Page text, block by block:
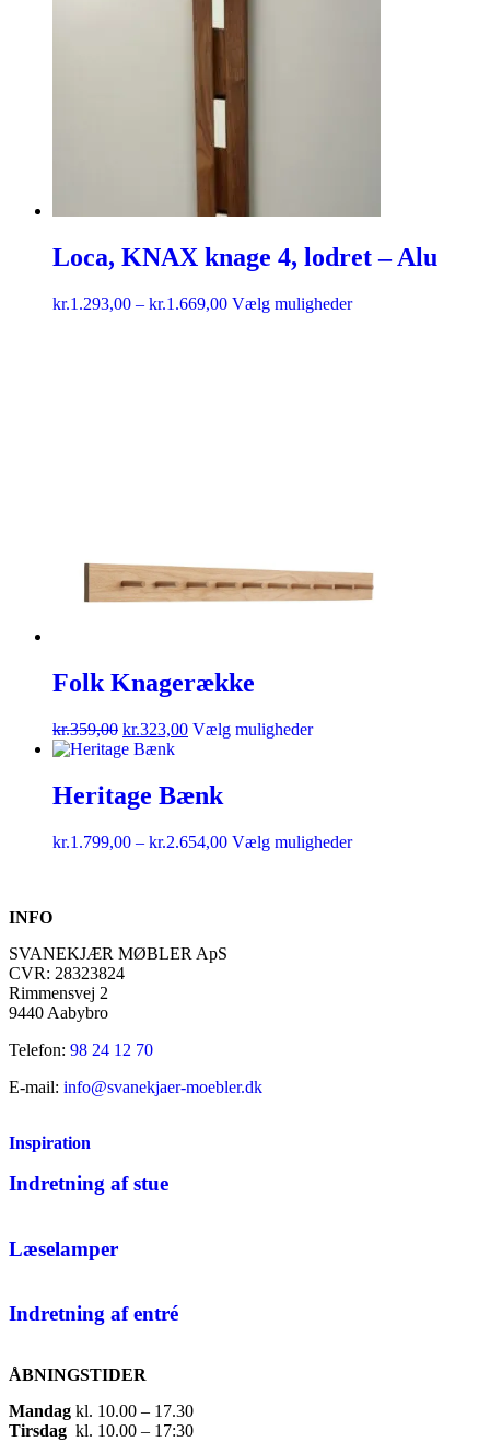
Loca, KNAX knage 4, lodret – Alu
kr.1.293,00 – kr.1.669,00 Vælg muligheder
Folk Knagerække
kr.359,00 kr.323,00 Vælg muligheder
Heritage Bænk
kr.1.799,00 – kr.2.654,00 Vælg muligheder
INFO
SVANEKJÆR MØBLER ApS
CVR: 28323824
Rimmensvej 2
9440 Aabybro
Telefon: 98 24 12 70
E-mail: info@svanekjaer-moebler.dk
Inspiration
Indretning af stue
Læselamper
Indretning af entré
ÅBNINGSTIDER
Mandag ​ kl. 10.00 – 17.30​
Tirsdag ​ kl. 10.00 – 17:30​